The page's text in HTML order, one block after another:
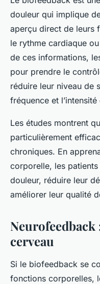
douleur qui implique
aperçu direct de leurs
le rythme cardiaque
de ces informations,
pour prendre le
réduire leur niveau de
fréquence et
Les études montrent
particulièrement
chroniques. En
corporelle, les
douleur, réduire leur
améliorer leur qualité
cerveau
Si le biofeedback se
fonctions corporelles,